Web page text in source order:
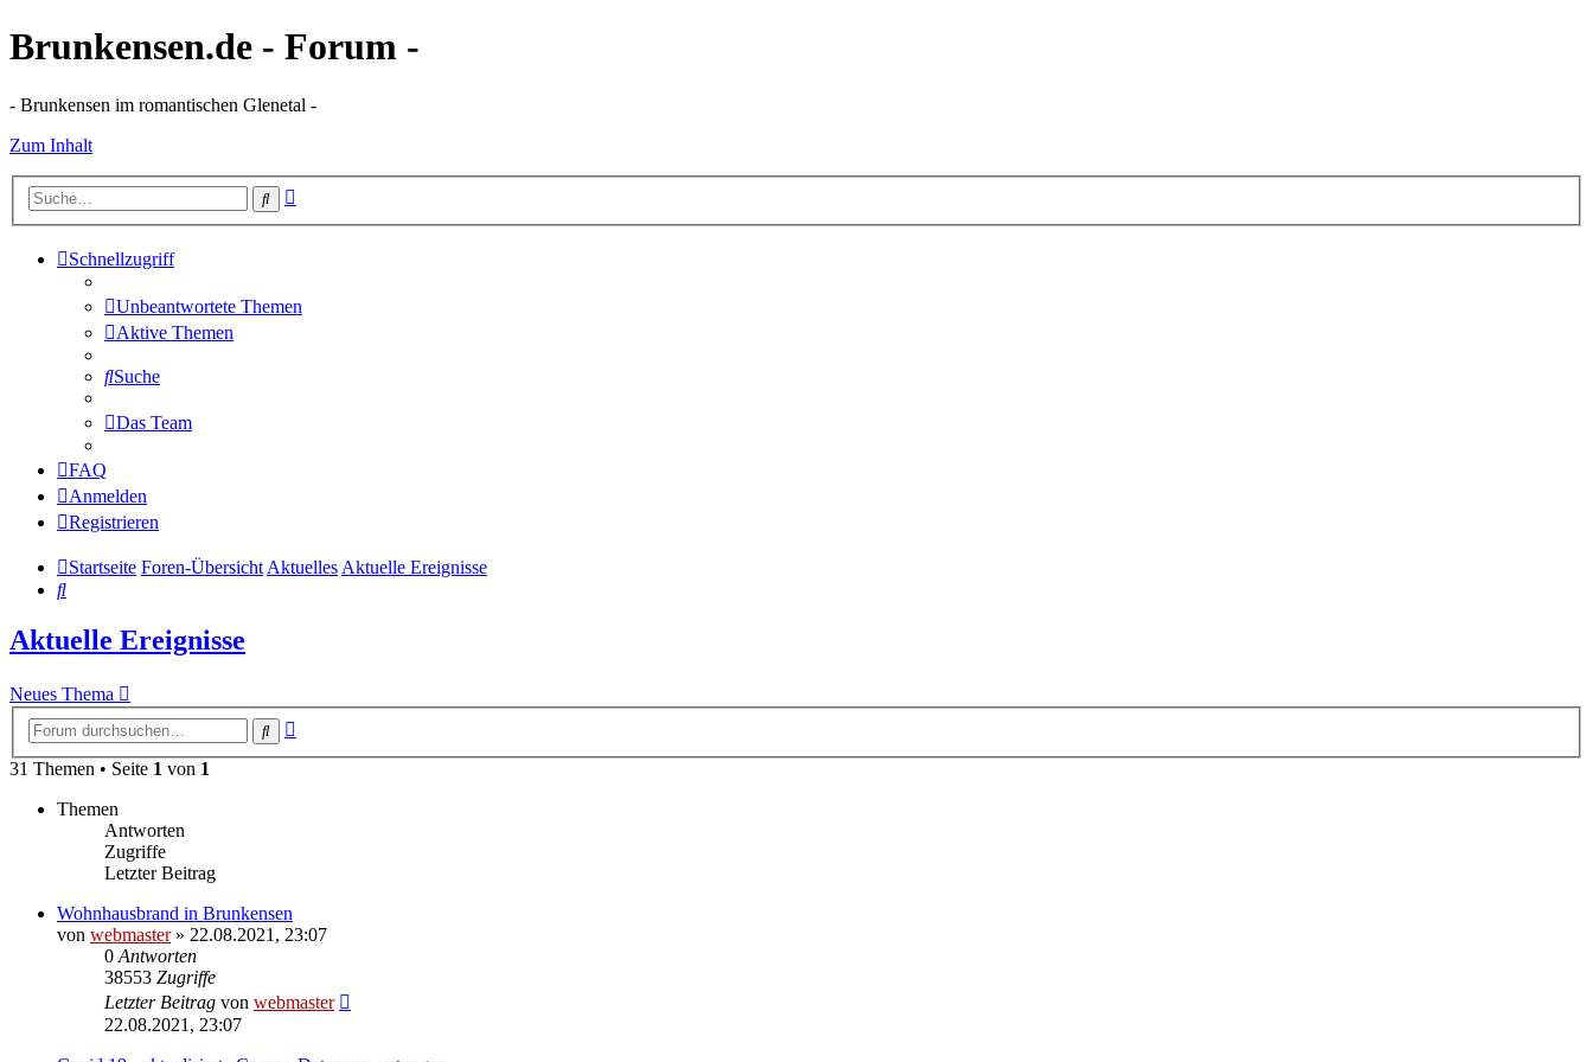
Brunkensen.de - Forum -
- Brunkensen im romantischen Glenetal -
Zum Inhalt
Suche
Schnellzugriff
Unbeantwortete Themen
Aktive Themen
Suche
Das Team
FAQ
Anmelden
Registrieren
Startseite Foren-ÜbersichtAktuellesAktuelle Ereignisse
Suche
Aktuelle Ereignisse
Neues Thema
Suche
31 Themen • Seite 1 von 1
Themen
Antworten
Zugriffe
Letzter Beitrag
Wohnhausbrand in Brunkensen
von webmaster» 22.08.2021, 23:07
0 Antworten
38553 Zugriffe
Letzter Beitrag von webmaster
22.08.2021, 23:07